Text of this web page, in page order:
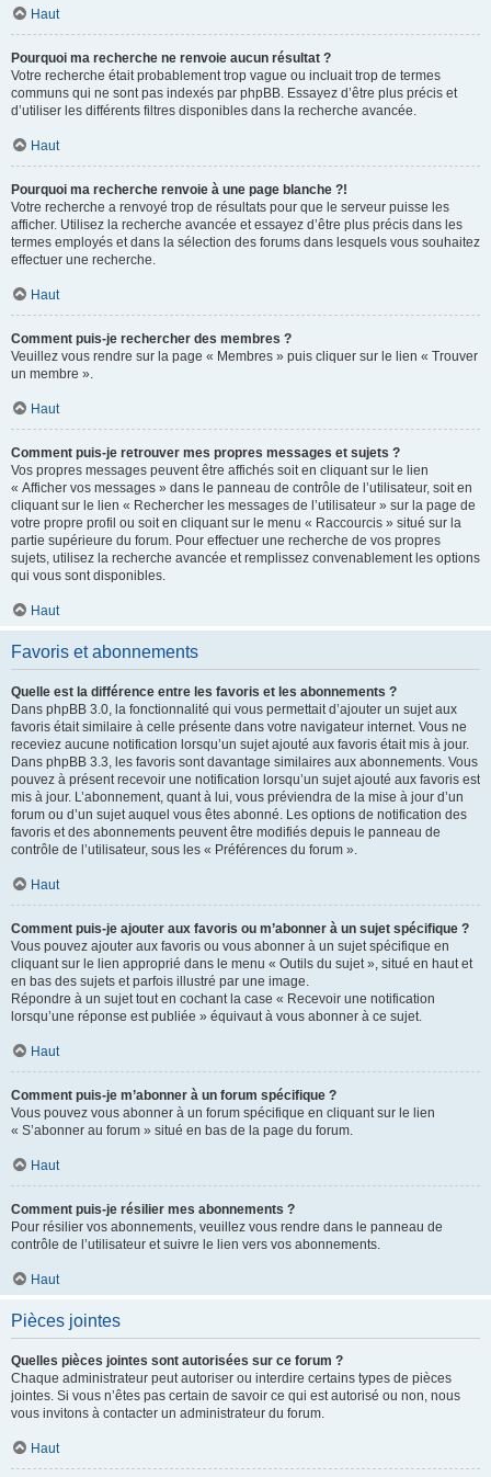
Haut
Pourquoi ma recherche ne renvoie aucun résultat ?
Votre recherche était probablement trop vague ou incluait trop de termes
communs qui ne sont pas indexés par phpBB. Essayez d’être plus précis et
d’utiliser les différents filtres disponibles dans la recherche avancée.
Haut
Pourquoi ma recherche renvoie à une page blanche ?!
Votre recherche a renvoyé trop de résultats pour que le serveur puisse les
afficher. Utilisez la recherche avancée et essayez d’être plus précis dans les
termes employés et dans la sélection des forums dans lesquels vous souhaitez
effectuer une recherche.
Haut
Comment puis-je rechercher des membres ?
Veuillez vous rendre sur la page « Membres » puis cliquer sur le lien « Trouver
un membre ».
Haut
Comment puis-je retrouver mes propres messages et sujets ?
Vos propres messages peuvent être affichés soit en cliquant sur le lien
« Afficher vos messages » dans le panneau de contrôle de l’utilisateur, soit en
cliquant sur le lien « Rechercher les messages de l’utilisateur » sur la page de
votre propre profil ou soit en cliquant sur le menu « Raccourcis » situé sur la
partie supérieure du forum. Pour effectuer une recherche de vos propres
sujets, utilisez la recherche avancée et remplissez convenablement les options
qui vous sont disponibles.
Haut
Favoris et abonnements
Quelle est la différence entre les favoris et les abonnements ?
Dans phpBB 3.0, la fonctionnalité qui vous permettait d’ajouter un sujet aux
favoris était similaire à celle présente dans votre navigateur internet. Vous ne
receviez aucune notification lorsqu’un sujet ajouté aux favoris était mis à jour.
Dans phpBB 3.3, les favoris sont davantage similaires aux abonnements. Vous
pouvez à présent recevoir une notification lorsqu’un sujet ajouté aux favoris est
mis à jour. L’abonnement, quant à lui, vous préviendra de la mise à jour d’un
forum ou d’un sujet auquel vous êtes abonné. Les options de notification des
favoris et des abonnements peuvent être modifiés depuis le panneau de
contrôle de l’utilisateur, sous les « Préférences du forum ».
Haut
Comment puis-je ajouter aux favoris ou m’abonner à un sujet spécifique ?
Vous pouvez ajouter aux favoris ou vous abonner à un sujet spécifique en
cliquant sur le lien approprié dans le menu « Outils du sujet », situé en haut et
en bas des sujets et parfois illustré par une image.
Répondre à un sujet tout en cochant la case « Recevoir une notification
lorsqu’une réponse est publiée » équivaut à vous abonner à ce sujet.
Haut
Comment puis-je m’abonner à un forum spécifique ?
Vous pouvez vous abonner à un forum spécifique en cliquant sur le lien
« S’abonner au forum » situé en bas de la page du forum.
Haut
Comment puis-je résilier mes abonnements ?
Pour résilier vos abonnements, veuillez vous rendre dans le panneau de
contrôle de l’utilisateur et suivre le lien vers vos abonnements.
Haut
Pièces jointes
Quelles pièces jointes sont autorisées sur ce forum ?
Chaque administrateur peut autoriser ou interdire certains types de pièces
jointes. Si vous n’êtes pas certain de savoir ce qui est autorisé ou non, nous
vous invitons à contacter un administrateur du forum.
Haut